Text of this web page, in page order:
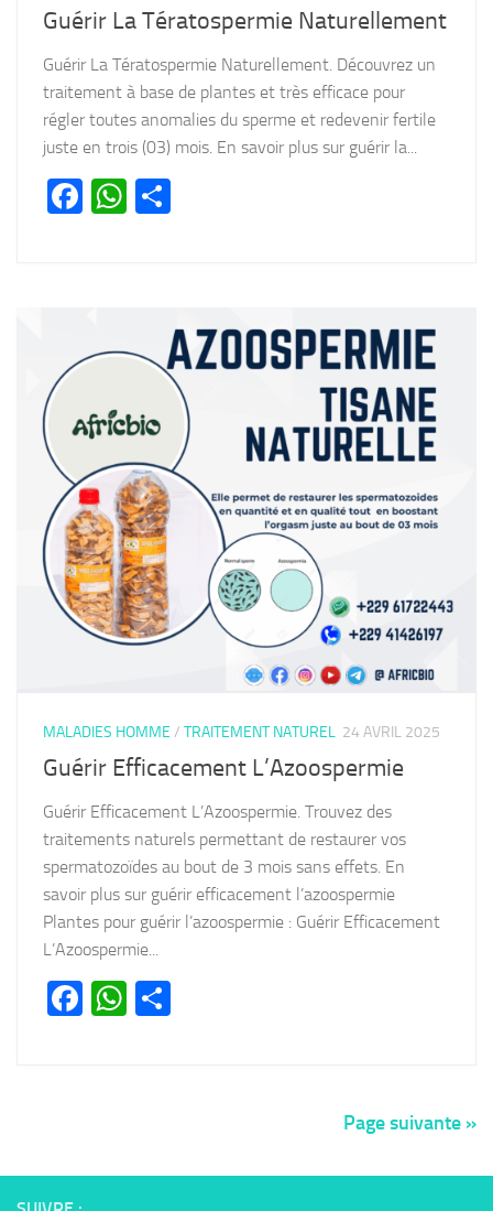
Guérir La Tératospermie Naturellement
Guérir La Tératospermie Naturellement. Découvrez un
traitement à base de plantes et très efficace pour
régler toutes anomalies du sperme et redevenir fertile
juste en trois (03) mois. En savoir plus sur guérir la...
Facebook
WhatsApp
MALADIES HOMME / TRAITEMENT NATUREL 24 AVRIL 2025
Guérir Efficacement L’Azoospermie
Guérir Efficacement L’Azoospermie. Trouvez des
traitements naturels permettant de restaurer vos
spermatozoïdes au bout de 3 mois sans effets. En
savoir plus sur guérir efficacement l’azoospermie
Plantes pour guérir l’azoospermie : Guérir Efficacement
L’Azoospermie...
Facebook
WhatsApp
Page suivante »